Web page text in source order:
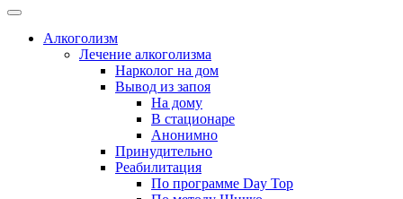
Алкоголизм
Лечение алкоголизма
Нарколог на дом
Вывод из запоя
На дому
В стационаре
Анонимно
Принудительно
Реабилитация
По программе Day Top